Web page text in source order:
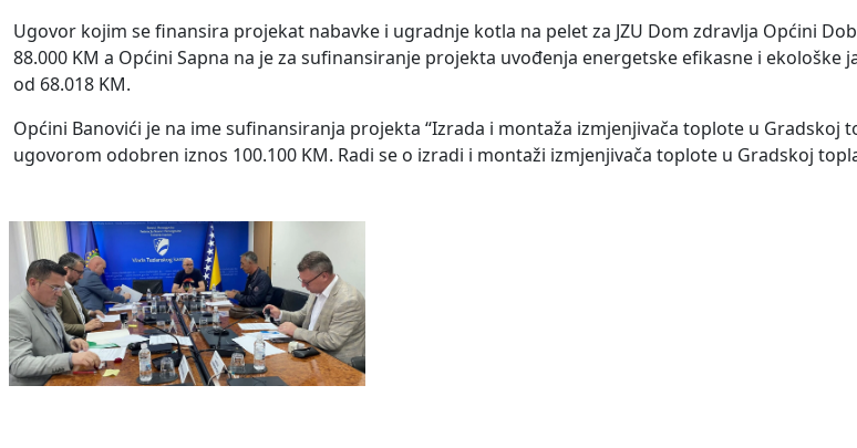
Ugovor kojim se finansira projekat nabavke i ugradnje kotla na pelet za JZU Dom zdravlja Općini
88.000 KM a Općini Sapna na je za sufinansiranje projekta uvođenja energetske efikasne i ekološke
od 68.018 KM.
Općini Banovići je na ime sufinansiranja projekta “Izrada i montaža izmjenjivača toplote u Gradskoj
ugovorom odobren iznos 100.100 KM. Radi se o izradi i montaži izmjenjivača toplote u Gradskoj